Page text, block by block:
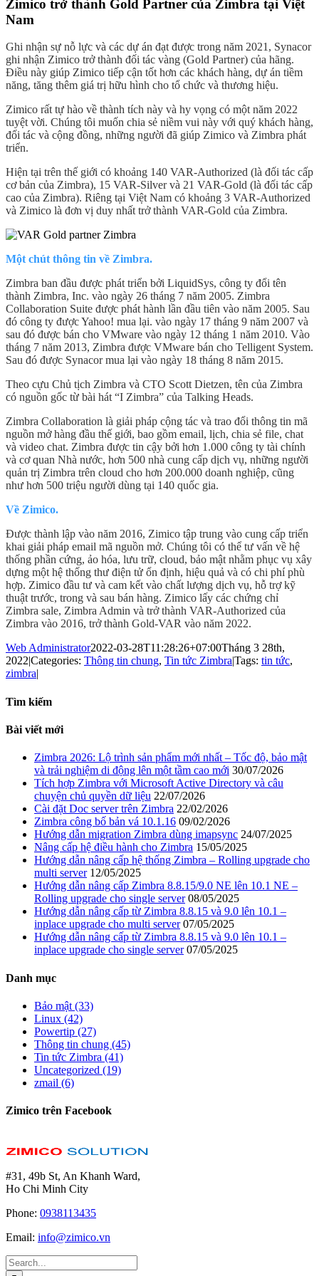
Zimico trở thành Gold Partner của Zimbra tại Việt
Nam
Ghi nhận sự nỗ lực và các dự án đạt được trong năm 2021, Synacor
ghi nhận Zimico trở thành đối tác vàng (Gold Partner) của hãng.
Điều này giúp Zimico tiếp cận tốt hơn các khách hàng, dự án tiềm
năng, tăng thêm giá trị hữu hình cho tổ chức và thương hiệu.
Zimico rất tự hào về thành tích này và hy vọng có một năm 2022
tuyệt vời. Chúng tôi muốn chia sẻ niềm vui này với quý khách hàng,
đối tác và cộng đồng, những người đã giúp Zimico và Zimbra phát
triển.
Hiện tại trên thế giới có khoảng 140 VAR-Authorized (là đối tác cấp
cơ bản của Zimbra), 15 VAR-Silver và 21 VAR-Gold (là đối tác cấp
cao của Zimbra). Riêng tại Việt Nam có khoảng 3 VAR-Authorized
và Zimico là đơn vị duy nhất trở thành VAR-Gold của Zimbra.
Một chút thông tin về Zimbra.
Zimbra ban đầu được phát triển bởi LiquidSys, công ty đổi tên
thành Zimbra, Inc. vào ngày 26 tháng 7 năm 2005. Zimbra
Collaboration Suite được phát hành lần đầu tiên vào năm 2005. Sau
đó công ty được Yahoo! mua lại. vào ngày 17 tháng 9 năm 2007 và
sau đó được bán cho VMware vào ngày 12 tháng 1 năm 2010. Vào
tháng 7 năm 2013, Zimbra được VMware bán cho Telligent System.
Sau đó được Synacor mua lại vào ngày 18 tháng 8 năm 2015.
Theo cựu Chủ tịch Zimbra và CTO Scott Dietzen, tên của Zimbra
có nguồn gốc từ bài hát “I Zimbra” của Talking Heads.
Zimbra Collaboration là giải pháp cộng tác và trao đổi thông tin mã
nguồn mở hàng đầu thế giới, bao gồm email, lịch, chia sẻ file, chat
và video chat. Zimbra được tin cậy bởi hơn 1.000 công ty tài chính
và cơ quan Nhà nước, hơn 500 nhà cung cấp dịch vụ, những người
quản trị Zimbra trên cloud cho hơn 200.000 doanh nghiệp, cũng
như hơn 500 triệu người dùng tại 140 quốc gia.
Về Zimico.
Được thành lập vào năm 2016, Zimico tập trung vào cung cấp triển
khai giải pháp email mã nguồn mở. Chúng tôi có thể tư vấn về hệ
thống phần cứng, ảo hóa, lưu trữ, cloud, bảo mật nhằm phục vụ xây
dựng một hệ thống thư điện tử ổn định, hiệu quả và có chi phí phù
hợp. Zimico đầu tư và cam kết vào chất lượng dịch vụ, hỗ trợ kỹ
thuật trước, trong và sau bán hàng. Zimico lấy các chứng chỉ
Zimbra sale, Zimbra Admin và trở thành VAR-Authorized của
Zimbra vào 2016, trở thành Gold-VAR vào năm 2022.
Web Administrator2022-03-28T11:28:26+07:00Tháng 3 28th,
2022|Categories: Thông tin chung, Tin tức Zimbra|Tags: tin tức,
zimbra|
Tìm kiếm
Bài viết mới
Zimbra 2026: Lộ trình sản phẩm mới nhất – Tốc độ, bảo mật
và trải nghiệm di động lên một tầm cao mới 30/07/2026
Tích hợp Zimbra với Microsoft Active Directory và câu
chuyện chủ quyền dữ liệu 22/07/2026
Cài đặt Doc server trên Zimbra 22/02/2026
Zimbra công bố bản vá 10.1.16 09/02/2026
Hướng dẫn migration Zimbra dùng imapsync 24/07/2025
Nâng cấp hệ điều hành cho Zimbra 15/05/2025
Hướng dẫn nâng cấp hệ thống Zimbra – Rolling upgrade cho
multi server 12/05/2025
Hướng dẫn nâng cấp Zimbra 8.8.15/9.0 NE lên 10.1 NE –
Rolling upgrade cho single server 08/05/2025
Hướng dẫn nâng cấp từ Zimbra 8.8.15 và 9.0 lên 10.1 –
inplace upgrade cho multi server 07/05/2025
Hướng dẫn nâng cấp từ Zimbra 8.8.15 và 9.0 lên 10.1 –
inplace upgrade cho single server 07/05/2025
Danh mục
Bảo mật (33)
Linux (42)
Powertip (27)
Thông tin chung (45)
Tin tức Zimbra (41)
Uncategorized (19)
zmail (6)
Zimico trên Facebook
#31, 49b St, An Khanh Ward,
Ho Chi Minh City
Phone: 0938113435
Email: info@zimico.vn
Search